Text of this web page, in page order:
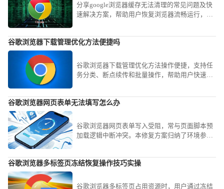
分享google浏览器缓存无法清理的常见问题及快
速解决方案，帮助用户恢复浏览器流畅运行，提
谷歌浏览器下载管理优化方法便捷吗
谷歌浏览器下载管理优化方法操作便捷，支持任
务分类、断点续传和批量操作，帮助用户快速管
谷歌浏览器网页表单无法填写怎么办
谷歌浏览器网页表单写入受阻，常与页面脚本预
加载逻辑中断冲突。本修复方案归纳了环境参数
谷歌浏览器多标签页冻结恢复操作技巧实操
谷歌浏览器多标签页占用资源时，用户通过冻结